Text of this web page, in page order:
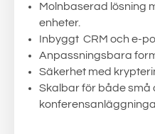
Molnbaserad lösning
enheter.
Inbyggt CRM och e-
Anpassningsbara
Säkerhet med
Skalbar för både små